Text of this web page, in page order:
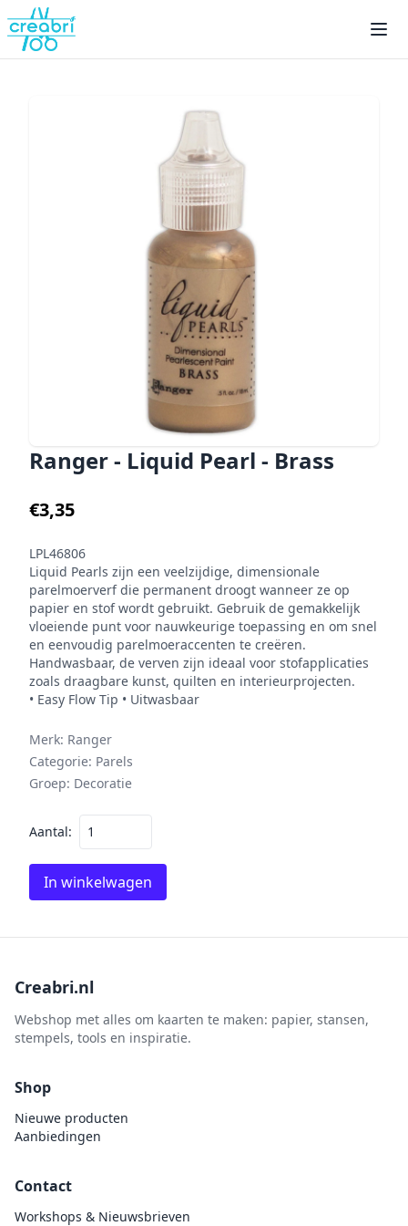
Ranger - Liquid Pearl - Brass
€3,35
LPL46806
Liquid Pearls zijn een veelzijdige, dimensionale
parelmoerverf die permanent droogt wanneer ze op
papier en stof wordt gebruikt. Gebruik de gemakkelijk
vloeiende punt voor nauwkeurige toepassing en om snel
en eenvoudig parelmoeraccenten te creëren.
Handwasbaar, de verven zijn ideaal voor stofapplicaties
zoals draagbare kunst, quilten en interieurprojecten.
• Easy Flow Tip • Uitwasbaar
Merk: Ranger
Categorie: Parels
Groep: Decoratie
Aantal:
In winkelwagen
Creabri.nl
Webshop met alles om kaarten te maken: papier, stansen,
stempels, tools en inspiratie.
Shop
Nieuwe producten
Aanbiedingen
Contact
Workshops & Nieuwsbrieven